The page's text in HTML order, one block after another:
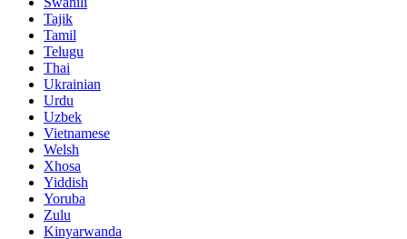
Tajik
Tamil
Telugu
Thai
Ukrainian
Urdu
Uzbek
Vietnamese
Welsh
Xhosa
Yiddish
Yoruba
Zulu
Kinyarwanda